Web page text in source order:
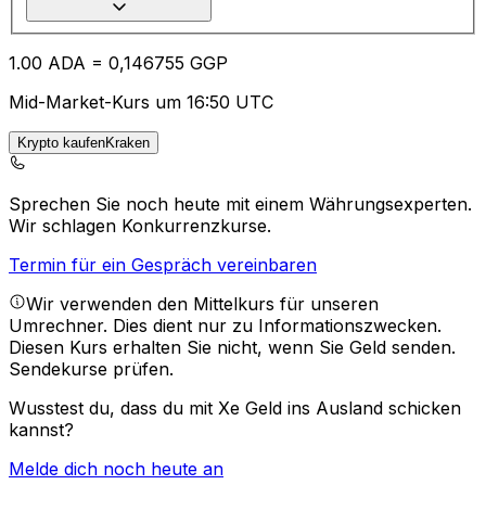
1.00 ADA = 0,146755 GGP
Mid-Market-Kurs um 16:50 UTC
Krypto kaufenKraken
Sprechen Sie noch heute mit einem Währungsexperten.
Wir schlagen Konkurrenzkurse.
Termin für ein Gespräch vereinbaren
Wir verwenden den Mittelkurs für unseren
Umrechner. Dies dient nur zu Informationszwecken.
Diesen Kurs erhalten Sie nicht, wenn Sie Geld senden.
Sendekurse prüfen.
Wusstest du, dass du mit Xe Geld ins Ausland schicken
kannst?
Melde dich noch heute an